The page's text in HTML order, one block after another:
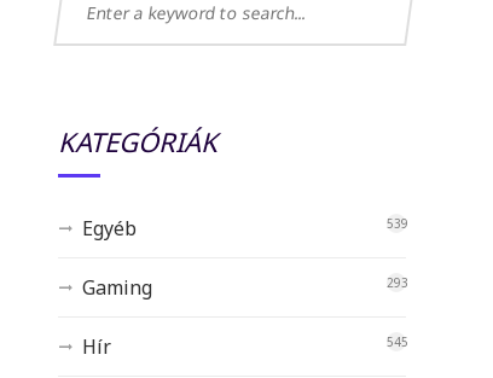
KATEGÓRIÁK
Egyéb 539
Gaming 293
Hír 545